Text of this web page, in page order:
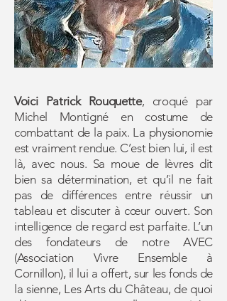
Voici Patrick Rouquette, croqué par
Michel Montigné en costume de
combattant de la paix. La physionomie
est vraiment rendue. C’est bien lui, il est
là, avec nous. Sa moue de lèvres dit
bien sa détermination, et qu’il ne fait
pas de différences entre réussir un
tableau et discuter à cœur ouvert. Son
intelligence de regard est parfaite. L’un
des fondateurs de notre AVEC
(Association Vivre Ensemble à
Cornillon), il lui a offert, sur les fonds de
la sienne, Les Arts du Château, de quoi